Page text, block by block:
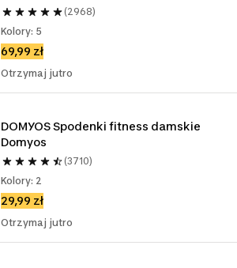
(2968)
Kolory: 5
69,99 zł
Otrzymaj jutro
DOMYOS Spodenki fitness damskie
Domyos
(3710)
Kolory: 2
29,99 zł
Otrzymaj jutro